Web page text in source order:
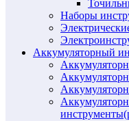
Наборы
Аккумуляторный